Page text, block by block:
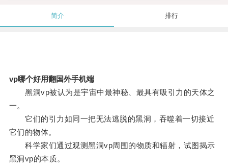
简介 排行
vp哪个好用翻国外手机端
黑洞vp被认为是宇宙中最神秘、最具有吸引力的天体之
一。
它们的引力如同一把无法逃脱的黑洞，吞噬着一切接近
它们的物体。
科学家们通过观测黑洞vp周围的物质和辐射，试图揭示
黑洞vp的本质。